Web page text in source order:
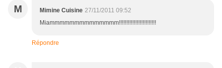
M Mimine Cuisine 27/11/2011 09:52
Miammmmmmmmmmmmmm!!!!!!!!!!!!!!!!!!!!!!!!!
Répondre